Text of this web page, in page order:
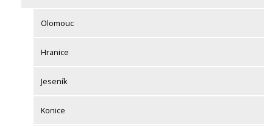
Olomouc
Hranice
Jeseník
Konice